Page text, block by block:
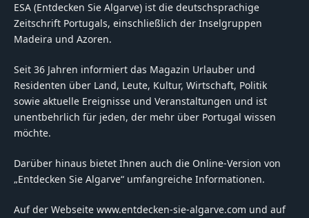
ESA (Entdecken Sie Algarve) ist die deutschsprachige
Zeitschrift Portugals, einschließlich der Inselgruppen
Madeira und Azoren.
Seit 36 Jahren informiert das Magazin Urlauber und
Residenten über Land, Leute, Kultur, Wirtschaft, Politik
sowie aktuelle Ereignisse und Veranstaltungen und ist
unentbehrlich für jeden, der mehr über Portugal wissen
möchte.
Darüber hinaus bietet Ihnen auch die Online-Version von
„Entdecken Sie Algarve“ umfangreiche Informationen.
Auf der Webseite www.entdecken-sie-algarve.com und auf